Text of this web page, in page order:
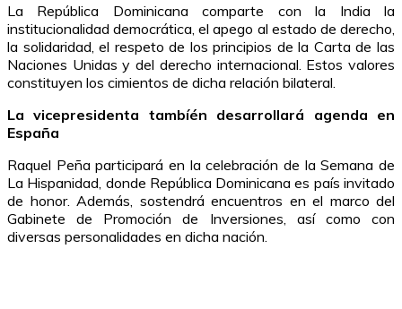
La República Dominicana comparte con la India la
institucionalidad democrática, el apego al estado de derecho,
la solidaridad, el respeto de los principios de la Carta de las
Naciones Unidas y del derecho internacional. Estos valores
constituyen los cimientos de dicha relación bilateral.
La vicepresidenta tambíén desarrollará agenda en
España
Raquel Peña participará en la celebración de la Semana de
La Hispanidad, donde República Dominicana es país invitado
de honor. Además, sostendrá encuentros en el marco del
Gabinete de Promoción de Inversiones, así como con
diversas personalidades en dicha nación.